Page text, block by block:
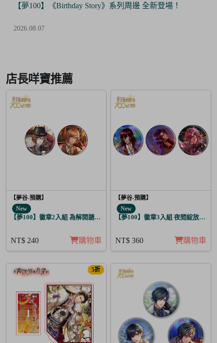
【Final Sale】人氣IP《大頭兒》精美絕版周邊 全面5折
2026.07.24
6
店長咩寶推薦
【夢谷-預購】
New
【夢100】徽章2入組 為解開謎題的妳施加愛的魔法 格雷亞姆
NT$ 240 購物車
【夢谷-預購】
New
【夢100】徽章3入組 夜間綻放的花
NT$ 360 購物車
5折